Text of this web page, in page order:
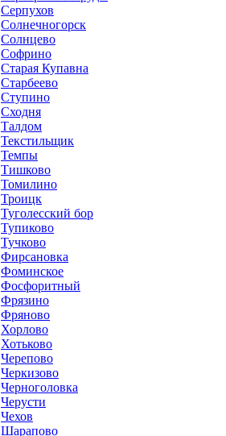
Серпухов
Солнечногорск
Солнцево
Софрино
Старая Купавна
Старбеево
Ступино
Сходня
Талдом
Текстильщик
Темпы
Тишково
Томилино
Троицк
Туголесский бор
Тупиково
Тучково
Фирсановка
Фоминское
Фосфоритный
Фрязино
Фряново
Хорлово
Хотьково
Черепово
Черкизово
Черноголовка
Черусти
Чехов
Шарапово